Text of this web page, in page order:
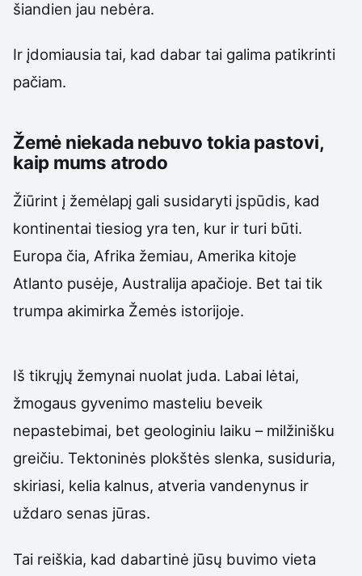
šiandien jau nebėra.
Ir įdomiausia tai, kad dabar tai galima patikrinti
pačiam.
Žemė niekada nebuvo tokia pastovi,
kaip mums atrodo
Žiūrint į žemėlapį gali susidaryti įspūdis, kad
kontinentai tiesiog yra ten, kur ir turi būti.
Europa čia, Afrika žemiau, Amerika kitoje
Atlanto pusėje, Australija apačioje. Bet tai tik
trumpa akimirka Žemės istorijoje.
Iš tikrųjų žemynai nuolat juda. Labai lėtai,
žmogaus gyvenimo masteliu beveik
nepastebimai, bet geologiniu laiku – milžinišku
greičiu. Tektoninės plokštės slenka, susiduria,
skiriasi, kelia kalnus, atveria vandenynus ir
uždaro senas jūras.
Tai reiškia, kad dabartinė jūsų buvimo vieta